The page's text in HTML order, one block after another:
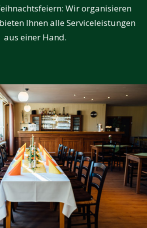
Wir organisieren
Ihnen alle Serviceleistungen
aus einer Hand.